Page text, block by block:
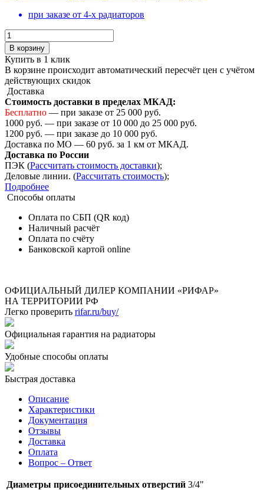
при заказе от 4-х радиаторов
В корзину
Купить в 1 клик
В корзине происходит автоматический пересчёт цен с учётом
действующих скидок
Доставка
Стоимость доставки в пределах МКАД:
Бесплатно — при заказе от 25 000 руб.
1000 руб. — при заказе от 10 000 до 25 000 руб.
1200 руб. — при заказе до 10 000 руб.
Доставка по МО — 60 руб. за 1 км от МКАД.
Доставка по России
ПЭК (Рассчитать стоимость доставки);
Деловые линии. (Рассчитать стоимость);
Подробнее
Способы оплаты
Оплата по СБП (QR код)
Наличный расчёт
Оплата по счёту
Банковской картой online
ОФИЦИАЛЬНЫЙ ДИЛЕР КОМПАНИИ «РИФАР»
НА ТЕРРИТОРИИ РФ
Легко проверить rifar.ru/buy/
Официальная гарантия на радиаторы
Удобные способы оплаты
Быстрая доставка
Описание
Характеристики
Документация
Отзывы
Доставка
Оплата
Вопрос – Ответ
Диаметры присоединительных отверстий 3/4"